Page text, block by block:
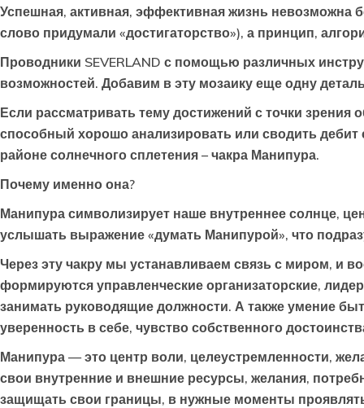
Успешная, активная, эффективная жизнь невозможна
слово придумали «достигаторство»), а принцип,
Проводники SEVERLAND с помощью различных
возможностей. Добавим в эту мозаику еще одну
Если рассматривать тему достижений с точки зрения
способный хорошо анализировать или сводить дебит
районе солнечного сплетения – чакра Манипура.
Почему именно она?
Манипура символизирует наше внутреннее солнце,
услышать выражение «думать Манипурой», что
Через эту чакру мы устанавливаем связь с миром, и
формируются управленческие организаторские,
занимать руководящие должности. А также умение
уверенность в себе, чувство собственного
Манипура — это центр воли, целеустремленности,
свои внутренние и внешние ресурсы, желания,
защищать свои границы, в нужные моменты